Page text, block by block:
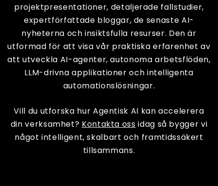
projektpresentationer, detaljerade fallstudier,
expertförfattade bloggar, de senaste AI-
nyheterna och insiktsfulla resurser. Den är
utformad för att visa vår praktiska erfarenhet av
att utveckla AI-agenter, autonoma arbetsflöden,
LLM-drivna applikationer och intelligenta
automationslösningar.
Vill du utforska hur Agentisk AI kan accelerera
din verksamhet? Kontakta oss idag så bygger vi
något intelligent, skalbart och framtidssäkert
tillsammans.